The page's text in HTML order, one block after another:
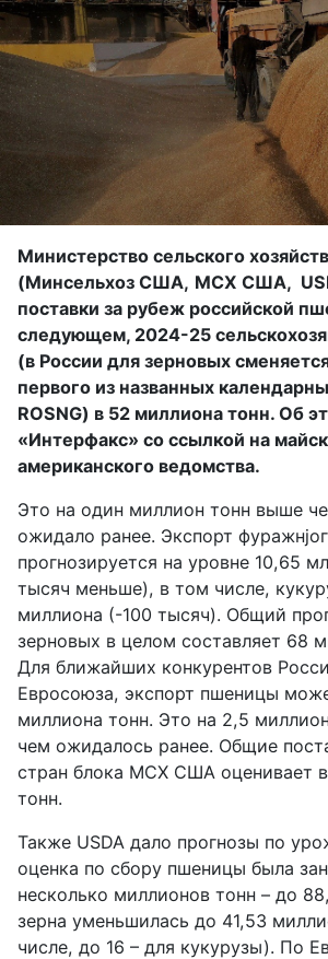
Министерство сельского
(Минсельхоз США, МСХ США,
поставки за рубеж российской
следующем, 2024-25
(в России для зерновых
первого из названных
ROSNG) в 52 миллиона тонн. Об
«Интерфакс» со ссылкой на
американского ведомства.
Это на один миллион тонн выше
ожидало ранее. Экспорт
прогнозируется на уровне 10,65
тысяч меньше), в том числе,
миллиона (-100 тысяч). Общий
зерновых в целом составляет 68
Для ближайших конкурентов
Евросоюза, экспорт пшеницы
миллиона тонн. Это на 2,5
чем ожидалось ранее. Общие
стран блока МСХ США оценивает
тонн.
Также USDA дало прогнозы по
оценка по сбору пшеницы была
несколько миллионов тонн – до
зерна уменьшилась до 41,53
числе, до 16 – для кукурузы). По